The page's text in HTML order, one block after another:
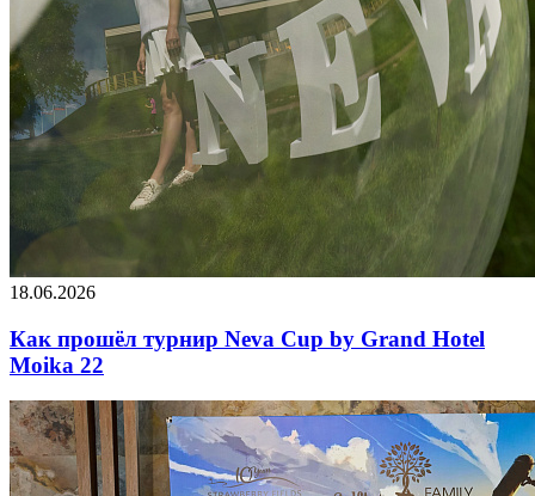
18.06.2026
Как прошёл турнир Neva Cup by Grand Hotel
Moika 22